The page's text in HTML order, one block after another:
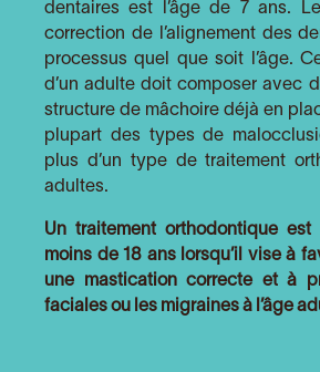
dentaires est l’âge de 7 ans.
correction de l’alignement des
processus quel que soit l’âge.
d’un adulte doit composer avec
structure de mâchoire déjà en
plupart des types de
plus d’un type de traitement
adultes.
Un traitement orthodontique est
moins de 18 ans lorsqu’il vise à
une mastication correcte et à
faciales ou les migraines à l’âge